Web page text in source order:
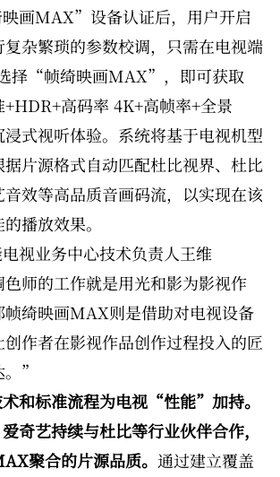
画MAX”设备认证后，用户开启
复杂繁琐的参数校调，只需在电视端
择“帧绮映画MAX”，即可获取
+HDR+高码率 4K+高帧率+全景
式视听体验。系统将基于电视机型
片源格式自动匹配杜比视界、杜比
效等高品质音画码流，以实现在该
播放效果。
视业务中心技术负责人王维
师的工作就是用光和影为影视作
绮映画MAX则是借助对电视设备
作者在影视作品创作过程投入的匠
”
和标准流程为电视“性能”加持。
奇艺持续与杜比等行业伙伴合作，
聚合的片源品质。 通过建立覆盖